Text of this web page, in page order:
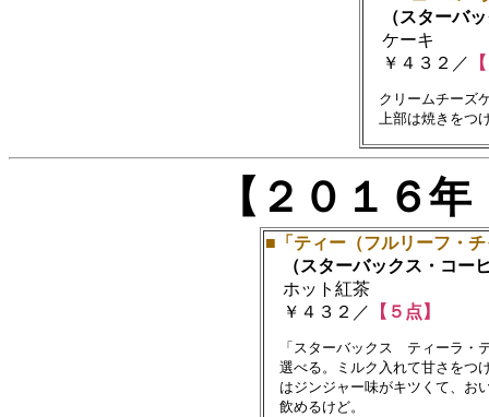
（スターバッ
ケーキ
￥４３２／
クリームチーズ
【２０１６
■「ティー（フルリーフ・
（スターバックス・コー
ホット紅茶
￥４３２／
【５点】
「スターバックス　ティーラ・
選べる。ミルク入れて甘さをつ
はジンジャー味がキツくて、お
飲めるけど。